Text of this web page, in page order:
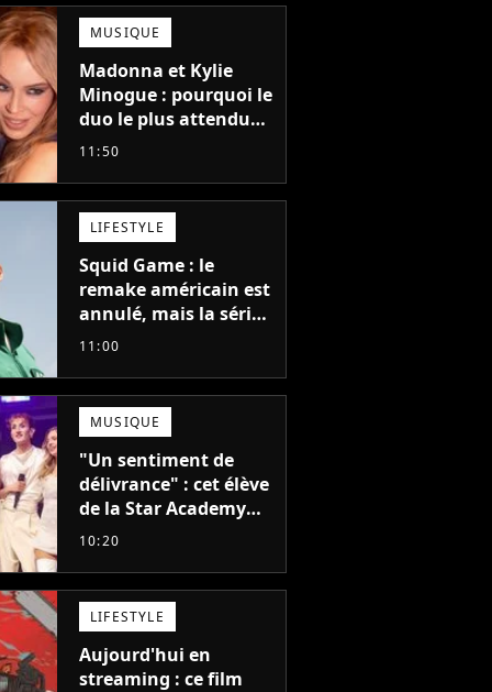
MUSIQUE
Madonna et Kylie
Minogue : pourquoi le
duo le plus attendu
de la pop a mis 25 ans
11:50
LIFESTYLE
Squid Game : le
remake américain est
annulé, mais la série
la plus vue sur Netflix
version française
11:00
MUSIQUE
"Un sentiment de
délivrance" : cet élève
de la Star Academy
balance après la fin
10:20
LIFESTYLE
Aujourd'hui en
streaming : ce film